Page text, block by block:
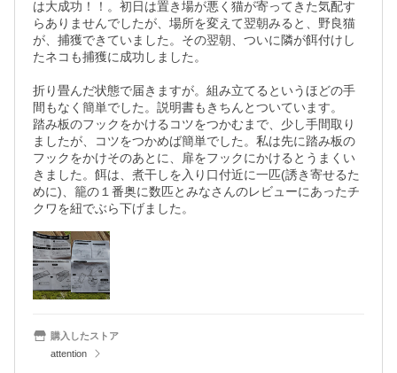
は大成功！！。初日は置き場が悪く猫が寄ってきた気配す
らありませんでしたが、場所を変えて翌朝みると、野良猫
が、捕獲できていました。その翌朝、ついに隣が餌付けし
たネコも捕獲に成功しました。
折り畳んだ状態で届きますが。組み立てるというほどの手
間もなく簡単でした。説明書もきちんとついています。
踏み板のフックをかけるコツをつかむまで、少し手間取り
ましたが、コツをつかめば簡単でした。私は先に踏み板の
フックをかけそのあとに、扉をフックにかけるとうまくい
きました。餌は、煮干しを入り口付近に一匹(誘き寄せるた
めに)、籠の１番奥に数匹とみなさんのレビューにあったチ
クワを紐でぶら下げました。
購入したストア
attention